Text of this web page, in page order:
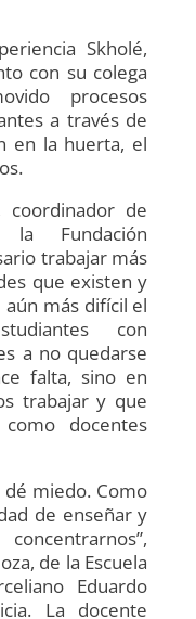
Skholé,
con su colega
procesos
a través de
en la huerta, el
coordinador de
la Fundación
trabajar más
que existen y
aún más difícil el
con
a no quedarse
falta, sino en
trabajar y que
docentes
dé miedo. Como
de enseñar y
de la Escuela
Eduardo
La docente